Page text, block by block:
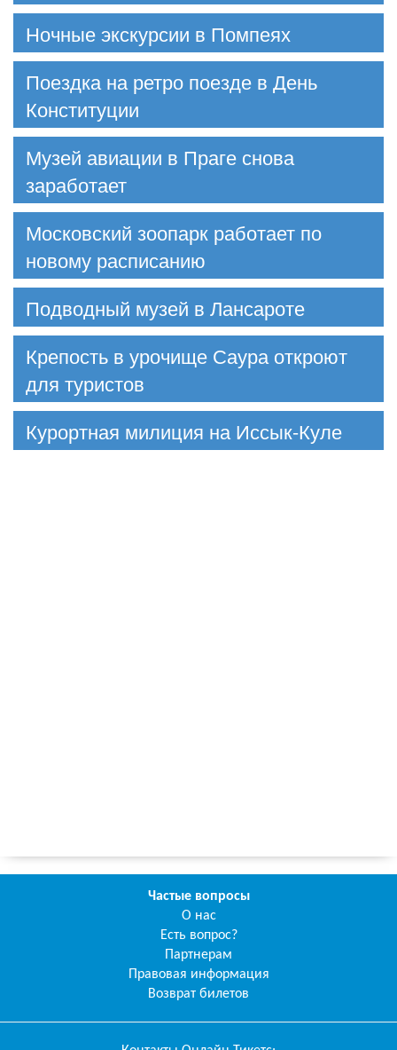
Ночные экскурсии в Помпеях
Поездка на ретро поезде в День
Конституции
Музей авиации в Праге снова
заработает
Московский зоопарк работает по
новому расписанию
Подводный музей в Лансароте
Крепость в урочище Саура откроют
для туристов
Курортная милиция на Иссык-Куле
Частые вопросы
О нас
Есть вопрос?
Партнерам
Правовая информация
Возврат билетов